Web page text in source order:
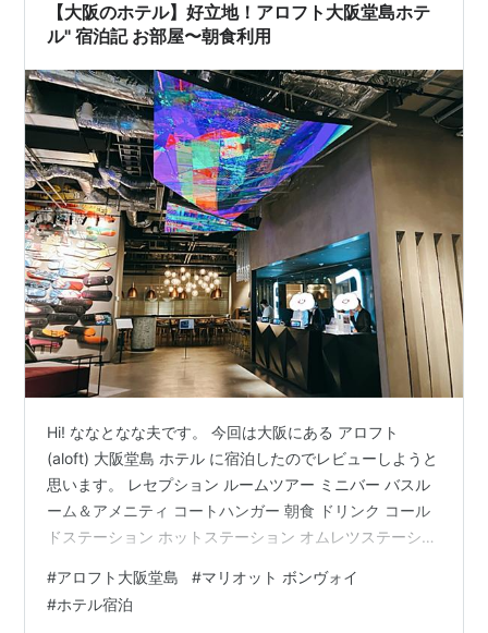
【大阪のホテル】好立地！アロフト大阪堂島ホテ
ル" 宿泊記 お部屋〜朝食利用
Hi! ななとなな夫です。 今回は大阪にある アロフト
(aloft) 大阪堂島 ホテル に宿泊したのでレビューしようと
思います。 レセプション ルームツアー ミニバー バスル
ーム＆アメニティ コートハンガー 朝食 ドリンク コール
ドステーション ホットステーション オムレツステーショ
トネスジム コインランドリー ホテル基本情報 おまけ ホ
テルから徒歩1分！有名な堂島ロールの本店があるよ！ レ
#アロフト大阪堂島 #マリオット ボンヴォイ
#ホテル宿泊